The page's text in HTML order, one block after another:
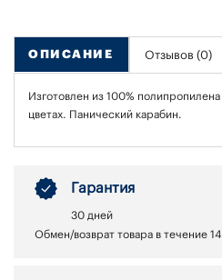
ОПИСАНИЕ Отзывов (0)
Изготовлен из 100%
цветах. Панический карабин.
Гарантия
30 дней
Обмен/возврат товара в течение